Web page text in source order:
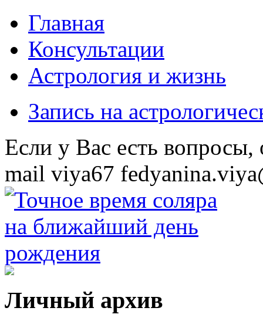
Главная
Консультации
Астрология и жизнь
Запись на
Eсли у Вас есть
mail viya67
Личный архив